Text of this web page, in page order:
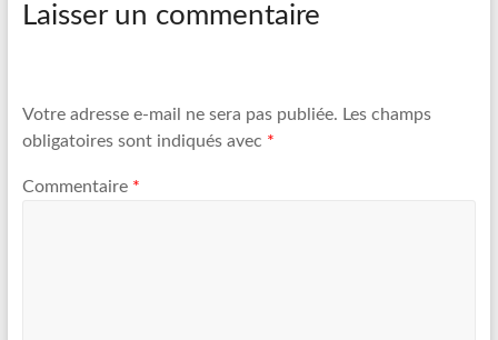
Laisser un commentaire
Votre adresse e-mail ne sera pas publiée. Les champs
obligatoires sont indiqués avec *
Commentaire *